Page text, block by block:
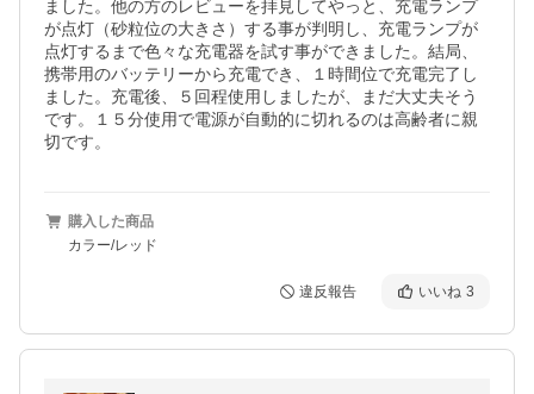
ました。他の方のレビューを拝見してやっと、充電ランプ
が点灯（砂粒位の大きさ）する事が判明し、充電ランプが
点灯するまで色々な充電器を試す事ができました。結局、
携帯用のバッテリーから充電でき、１時間位で充電完了し
ました。充電後、５回程使用しましたが、まだ大丈夫そう
です。１５分使用で電源が自動的に切れるのは高齢者に親
切です。
購入した商品
カラー/レッド
違反報告 いいね 3